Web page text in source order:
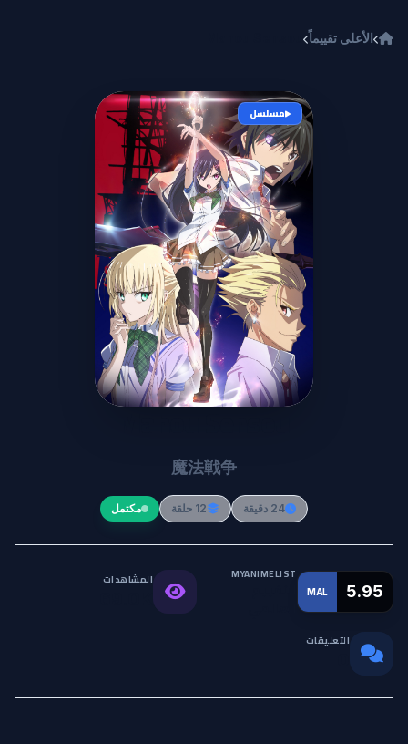
الأعلى تقييماً
مسلسل
Mahou Sensou
魔法戦争
24 دقيقة 12 حلقة مكتمل
MAL 5.95
MYANIMELIST المشاهدات
التعليقات